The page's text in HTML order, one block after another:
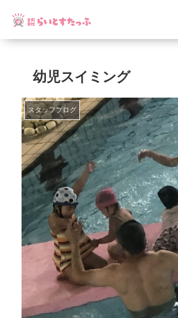
幼児スイミング
スタッフブログ